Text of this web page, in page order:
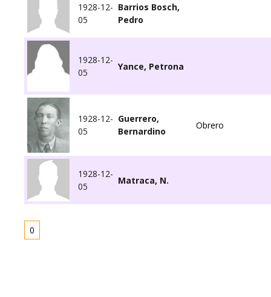
1928-12-
05
Barrios Bosch,
Pedro
1928-12-
05
Yance, Petrona
1928-12-
05
Guerrero,
Bernardino
Obrero
1928-12-
05
Matraca, N.
0